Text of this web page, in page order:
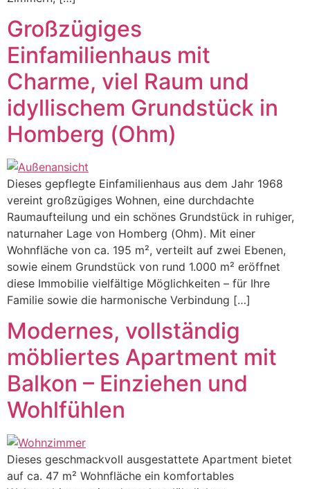
Großzügiges
Einfamilienhaus mit
Charme, viel Raum und
idyllischem Grundstück in
Homberg (Ohm)
Dieses gepflegte Einfamilienhaus aus dem Jahr 1968
vereint großzügiges Wohnen, eine durchdachte
Raumaufteilung und ein schönes Grundstück in ruhiger,
naturnaher Lage von Homberg (Ohm). Mit einer
Wohnfläche von ca. 195 m², verteilt auf zwei Ebenen,
sowie einem Grundstück von rund 1.000 m² eröffnet
diese Immobilie vielfältige Möglichkeiten – für Ihre
Familie sowie die harmonische Verbindung […]
Modernes, vollständig
möbliertes Apartment mit
Balkon – Einziehen und
Wohlfühlen
Dieses geschmackvoll ausgestattete Apartment bietet
auf ca. 47 m² Wohnfläche ein komfortables